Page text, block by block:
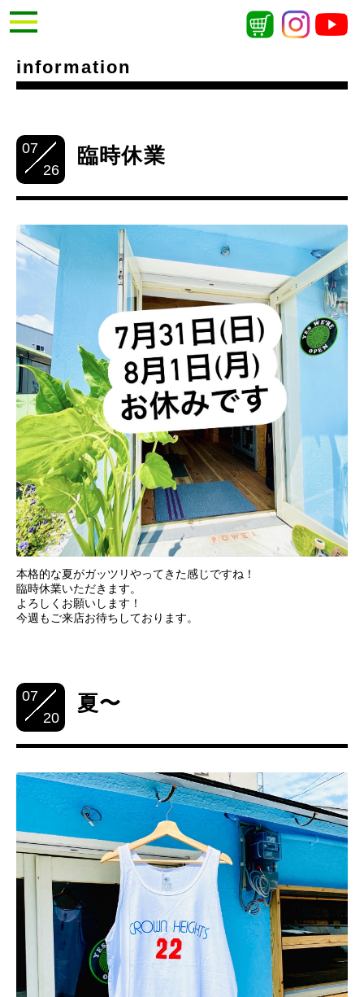
information
07
26
臨時休業
本格的な夏がガッツリやってきた感じですね！
臨時休業いただきます。
よろしくお願いします！
今週もご来店お待ちしております。
07
20
夏〜